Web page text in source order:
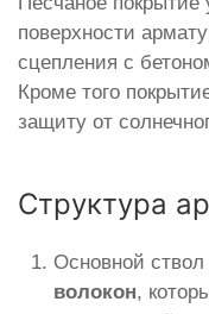
поверхности
сцепления с
Кроме того
защиту от
Структура
Основной ствол
волокон,